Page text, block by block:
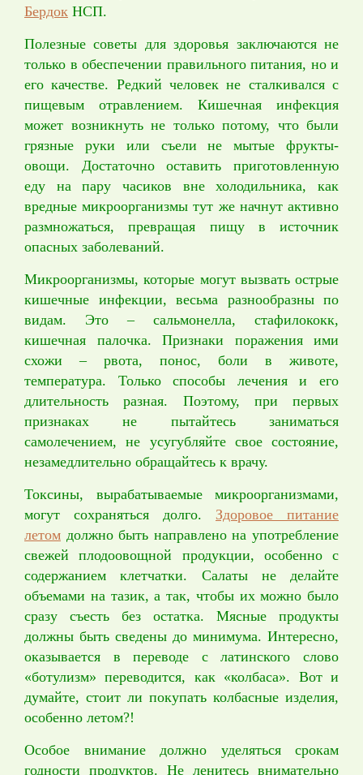
Бердок НСП.
Полезные советы для здоровья заключаются не
только в обеспечении правильного питания, но и
его качестве. Редкий человек не сталкивался с
пищевым отравлением. Кишечная инфекция
может возникнуть не только потому, что были
грязные руки или съели не мытые фрукты-
овощи. Достаточно оставить приготовленную
еду на пару часиков вне холодильника, как
вредные микроорганизмы тут же начнут активно
размножаться, превращая пищу в источник
опасных заболеваний.
Микроорганизмы, которые могут вызвать острые
кишечные инфекции, весьма разнообразны по
видам. Это – сальмонелла, стафилококк,
кишечная палочка. Признаки поражения ими
схожи – рвота, понос, боли в животе,
температура. Только способы лечения и его
длительность разная. Поэтому, при первых
признаках не пытайтесь заниматься
самолечением, не усугубляйте свое состояние,
незамедлительно обращайтесь к врачу.
Токсины, вырабатываемые микроорганизмами,
могут сохраняться долго. Здоровое питание
летом должно быть направлено на употребление
свежей плодоовощной продукции, особенно с
содержанием клетчатки. Салаты не делайте
объемами на тазик, а так, чтобы их можно было
сразу съесть без остатка. Мясные продукты
должны быть сведены до минимума. Интересно,
оказывается в переводе с латинского слово
«ботулизм» переводится, как «колбаса». Вот и
думайте, стоит ли покупать колбасные изделия,
особенно летом?!
Особое внимание должно уделяться срокам
годности продуктов. Не ленитесь внимательно